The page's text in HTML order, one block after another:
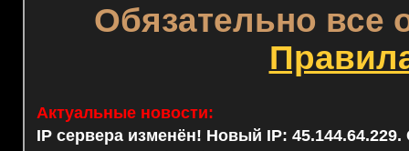
Обязательно все
Актуальные новости:
IP сервера изменён! Новый IP: 45.144.64.229.